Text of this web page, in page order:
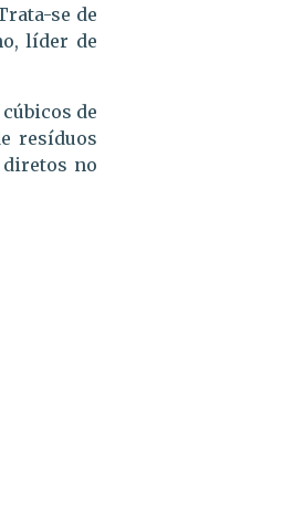
se de
líder de
de
resíduos
diretos no